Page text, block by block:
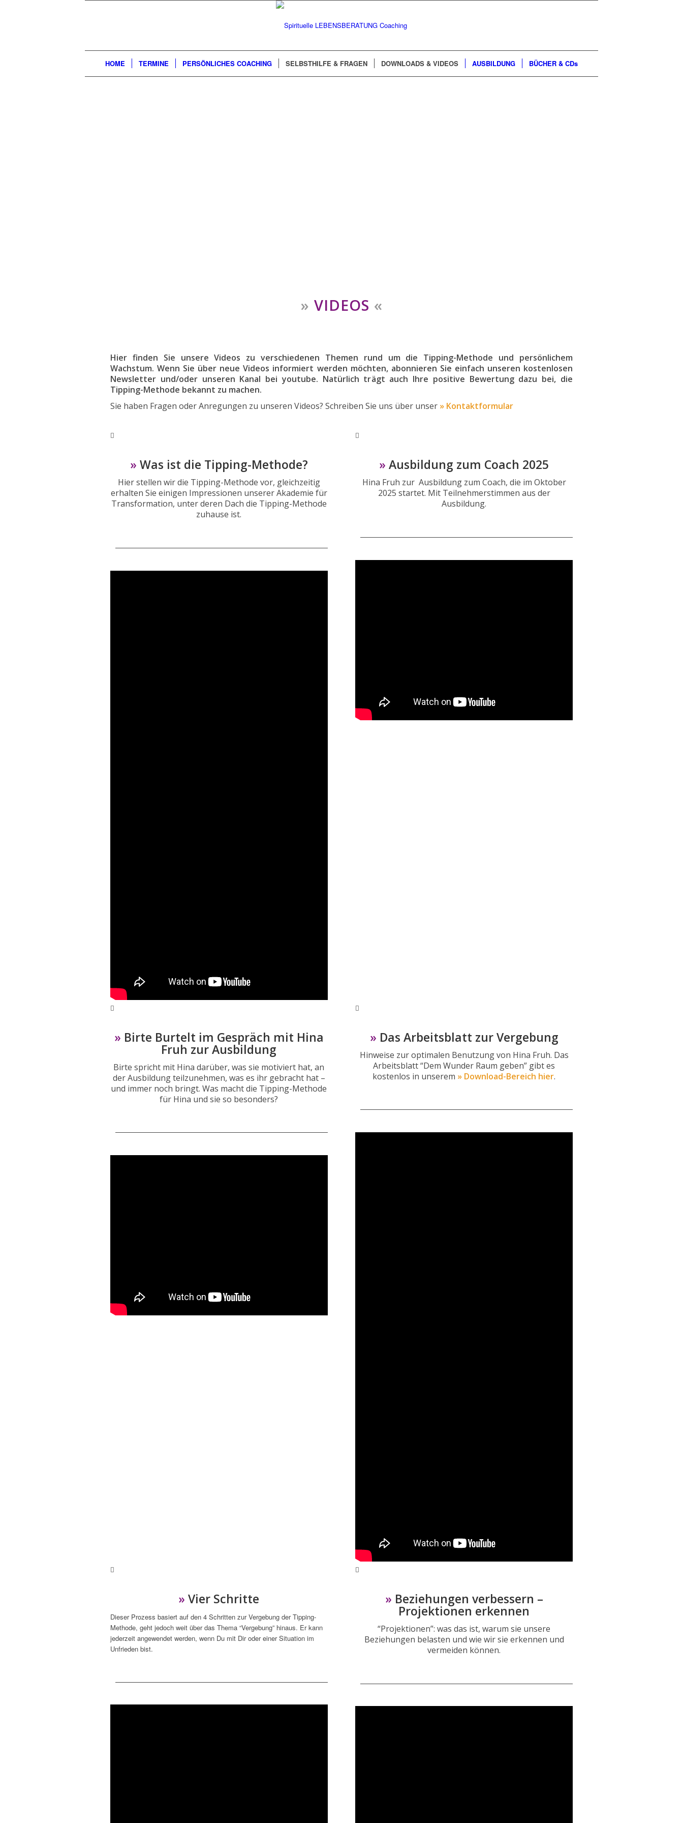
HOME TERMINE PERSÖNLICHES COACHING SELBSTHILFE & FRAGEN DOWNLOADS & VIDEOS AUSBILDUNG BÜCHER & CDs
» VIDEOS «
Hier finden Sie unsere Videos zu verschiedenen Themen rund um die Tipping-Methode und persönlichem
Wachstum. Wenn Sie über neue Videos informiert werden möchten, abonnieren Sie einfach unseren kostenlosen
Newsletter und/oder unseren Kanal bei youtube. Natürlich trägt auch Ihre positive Bewertung dazu bei, die
Tipping-Methode bekannt zu machen.
Sie haben Fragen oder Anregungen zu unseren Videos? Schreiben Sie uns über unser » Kontaktformular
» Was ist die Tipping-Methode?
Hier stellen wir die Tipping-Methode vor, gleichzeitig
erhalten Sie einigen Impressionen unserer Akademie für
Transformation, unter deren Dach die Tipping-Methode
zuhause ist.
»Ausbildung zum Coach 2025
Hina Fruh zur Ausbildung zum Coach, die im Oktober
2025 startet. Mit Teilnehmerstimmen aus der
Ausbildung.
» Birte Burtelt im Gespräch mit Hina
Fruh zur Ausbildung
Birte spricht mit Hina darüber, was sie motiviert hat, an
der Ausbildung teilzunehmen, was es ihr gebracht hat –
und immer noch bringt. Was macht die Tipping-Methode
für Hina und sie so besonders?
» Das Arbeitsblatt zur Vergebung
Hinweise zur optimalen Benutzung von Hina Fruh. Das
Arbeitsblatt “Dem Wunder Raum geben” gibt es
kostenlos in unserem » Download-Bereich hier.
»Vier Schritte
Dieser Prozess basiert auf den 4 Schritten zur Vergebung der Tipping-
Methode, geht jedoch weit über das Thema “Vergebung” hinaus. Er kann
jederzeit angewendet werden, wenn Du mit Dir oder einer Situation im
Unfrieden bist.
» Beziehungen verbessern –
Projektionen erkennen
“Projektionen”: was das ist, warum sie unsere
Beziehungen belasten und wie wir sie erkennen und
vermeiden können.